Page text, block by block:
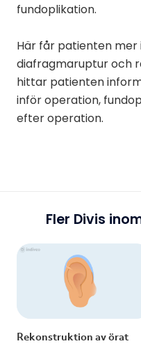
fundoplikation.
Här får patienten
diafragmaruptur och
hittar patienten
inför operation,
efter operation.
Fler Divis
Rekonstruktion av örat